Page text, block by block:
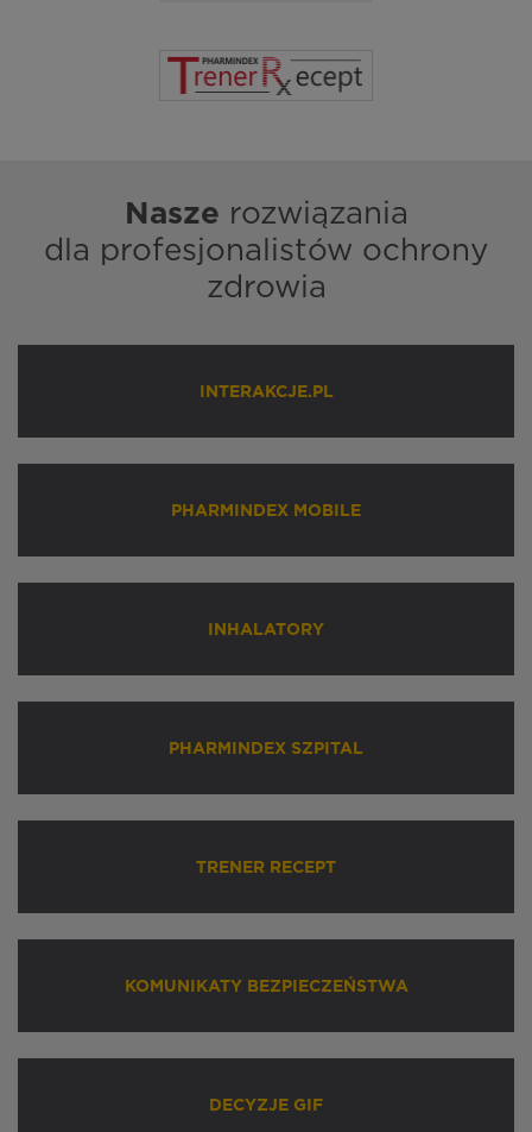
Nasze rozwiązania
dla profesjonalistów ochrony
zdrowia
INTERAKCJE.PL
PHARMINDEX MOBILE
INHALATORY
PHARMINDEX SZPITAL
TRENER RECEPT
KOMUNIKATY BEZPIECZEŃSTWA
DECYZJE GIF